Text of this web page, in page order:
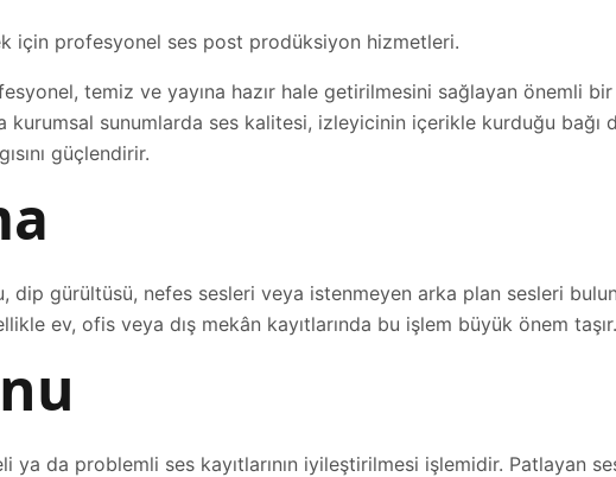
için profesyonel ses post prodüksiyon hizmetleri.
temiz ve yayına hazır hale getirilmesini sağlayan önemli
sunumlarda ses kalitesi, izleyicinin içerikle kurduğu bağı
güçlendirir.
dip gürültüsü, nefes sesleri veya istenmeyen arka plan sesleri
ev, ofis veya dış mekân kayıtlarında bu işlem büyük önem taşır.
ya da problemli ses kayıtlarının iyileştirilmesi işlemidir. Patlayan